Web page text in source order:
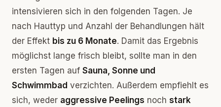
intensivieren sich in den folgenden Tagen. Je
nach Hauttyp und Anzahl der Behandlungen hält
der Effekt bis zu 6 Monate. Damit das Ergebnis
möglichst lange frisch bleibt, sollte man in den
ersten Tagen auf Sauna, Sonne und
Schwimmbad verzichten. Außerdem empfiehlt es
sich, weder aggressive Peelings noch stark